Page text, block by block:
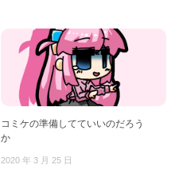
コミケの準備してていいのだろう
か
2020 年 3 月 25 日